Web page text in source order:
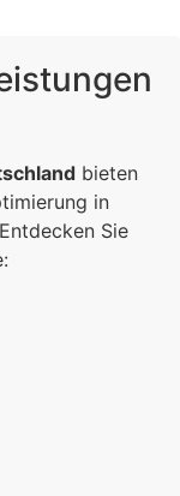
bieten
in
Sie